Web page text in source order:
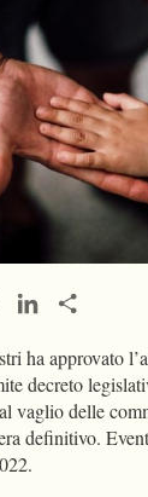
ThreadsLinkedIn
ha approvato
decreto
vaglio delle
definitivo.